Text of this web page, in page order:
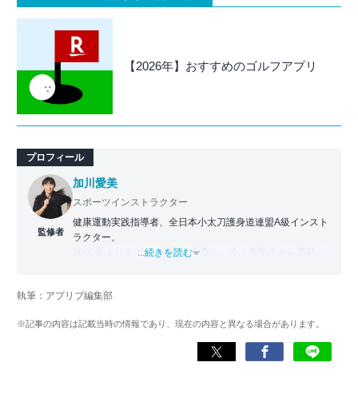
【2026年】おすすめのゴルフアプリ
プロフィール
監修者
加川愛美
スポーツインストラクター
健康運動実践指導者、全日本小太刀護身道連盟A級インスト
ラクター。
2006年よりスポーツ教室を主宰し、小・中学生から高齢者
日常生活をより豊かにするヘルスケアアプリの活用法を、
メディアや講演を通じて広く発信している。
...続きを読む
執筆：アプリブ編集部
※記事の内容は記載当時の情報であり、現在の内容と異なる場合があります。